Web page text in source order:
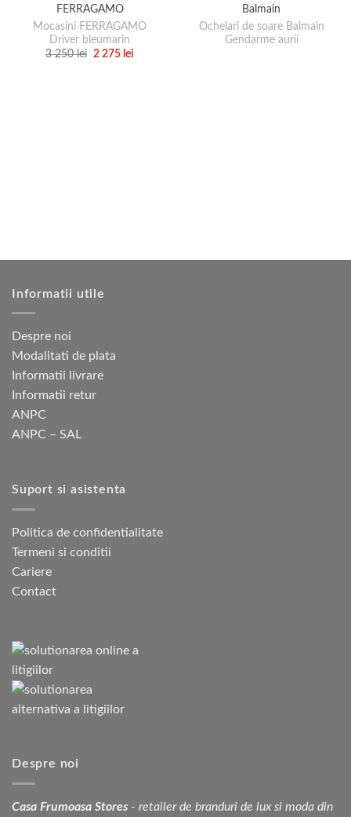
FERRAGAMO
Mocasini FERRAGAMO
Driver bleumarin
3 250lei Prețul
2 275 lei
Balmain
Ochelari de soare Balmain
Gendarme aurii
Informatii utile
Despre noi
Modalitati de plata
Informatii livrare
Informatii retur
ANPC
ANPC – SAL
Suport si asistenta
Politica de confidentialitate
Termeni si conditii
Cariere
Contact
Despre noi
Casa Frumoasa Stores - retailer de branduri de lux si moda din